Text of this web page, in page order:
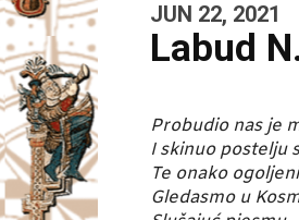
JUN 22, 2021
Labud
Probudio nas je
I skinuo postelju
Te onako
Gledasmo u